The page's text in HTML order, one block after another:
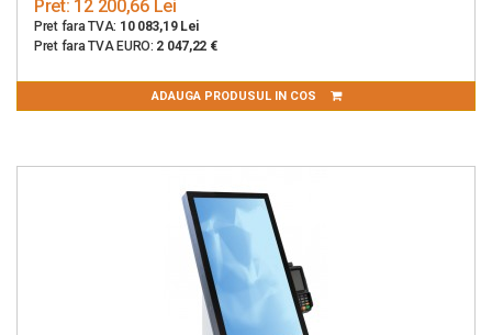
Pret: 12 200,66 Lei
Pret fara TVA: 10 083,19 Lei
Pret fara TVA EURO: 2 047,22 €
ADAUGA PRODUSUL IN COS